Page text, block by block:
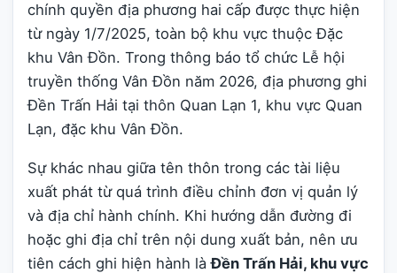
chính quyền địa phương hai cấp được thực hiện
từ ngày 1/7/2025, toàn bộ khu vực thuộc Đặc
khu Vân Đồn. Trong thông báo tổ chức Lễ hội
truyền thống Vân Đồn năm 2026, địa phương ghi
Đền Trấn Hải tại thôn Quan Lạn 1, khu vực Quan
Lạn, đặc khu Vân Đồn.
Sự khác nhau giữa tên thôn trong các tài liệu
xuất phát từ quá trình điều chỉnh đơn vị quản lý
và địa chỉ hành chính. Khi hướng dẫn đường đi
hoặc ghi địa chỉ trên nội dung xuất bản, nên ưu
tiên cách ghi hiện hành làĐền Trấn Hải, khu vực